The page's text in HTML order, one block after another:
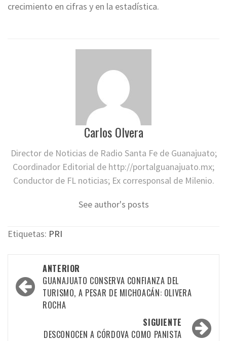
crecimiento en cifras y en la estadística.
Carlos Olvera
Director de Noticias de Radio Santa Fe de Guanajuato;
Coordinador Editorial de http://portalguanajuato.mx;
Conductor de FL noticias; Ex corresponsal de Milenio.
See author's posts
Etiquetas: PRI
Navegación
por
las
ANTERIOR
GUANAJUATO CONSERVA CONFIANZA DEL
TURISMO, A PESAR DE MICHOACÁN: OLIVERA
ROCHA
SIGUIENTE
DESCONOCEN A CÓRDOVA COMO PANISTA